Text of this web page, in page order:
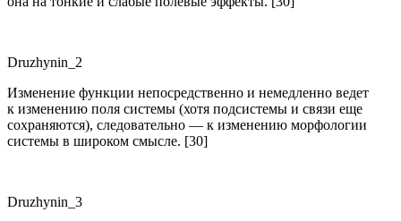
Druzhynin_2
Изменение функции непосредственно и немедленно ведет
к изменению поля системы (хотя подсистемы и связи еще
сохраняются), следовательно — к изменению морфологии
системы в широком смысле. [30]
Druzhynin_3